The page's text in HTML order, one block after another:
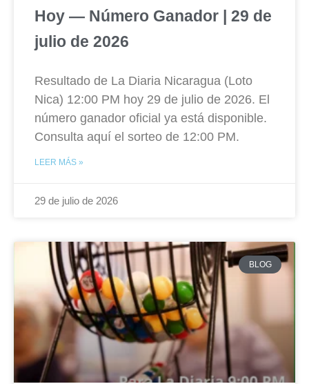
Hoy — Número Ganador | 29 de
julio de 2026
Resultado de La Diaria Nicaragua (Loto
Nica) 12:00 PM hoy 29 de julio de 2026. El
número ganador oficial ya está disponible.
Consulta aquí el sorteo de 12:00 PM.
LEER MÁS »
29 de julio de 2026
BLOG